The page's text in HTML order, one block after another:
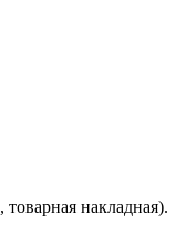
накладная).